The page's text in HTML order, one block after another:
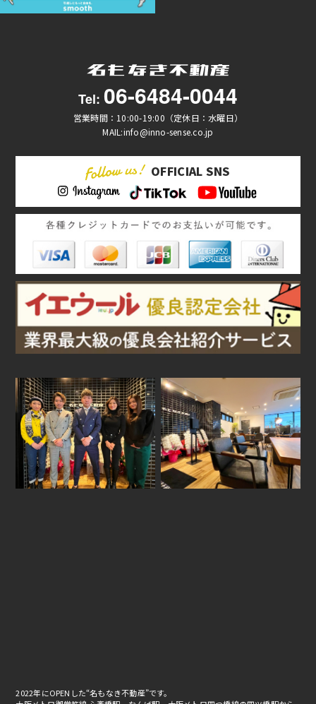
Tel: 06-6484-0044
営業時間：10:00-19:00（定休日：水曜日）
MAIL:info@inno-sense.co.jp
OFFICIAL SNS
2022年にOPENした“名もなき不動産”です。